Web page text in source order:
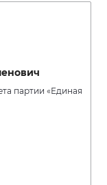
партии «Единая